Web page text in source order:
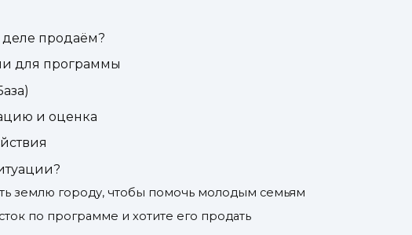
продаём?
для программы
и оценка
землю городу, чтобы помочь молодым семьям
по программе и хотите его продать